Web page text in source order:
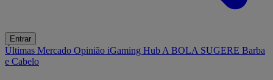
Entrar
Últimas Mercado Opinião iGaming Hub A BOLA SUGERE Barba
e Cabelo